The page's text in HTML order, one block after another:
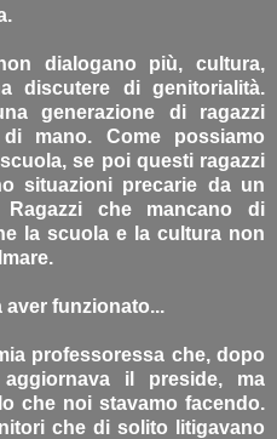
dialogano più, cultura,
discutere di genitorialità.
generazione di ragazzi
mano. Come possiamo
se poi questi ragazzi
situazioni precarie da un
che mancano di
la scuola e la cultura non
aver funzionato...
professoressa che, dopo
il preside, ma
che noi stavamo facendo.
che di solito litigavano